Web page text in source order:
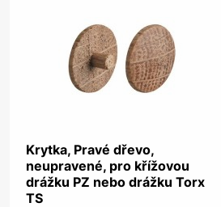
Krytka, Pravé dřevo,
neupravené, pro křížovou
drážku PZ nebo drážku Torx
TS